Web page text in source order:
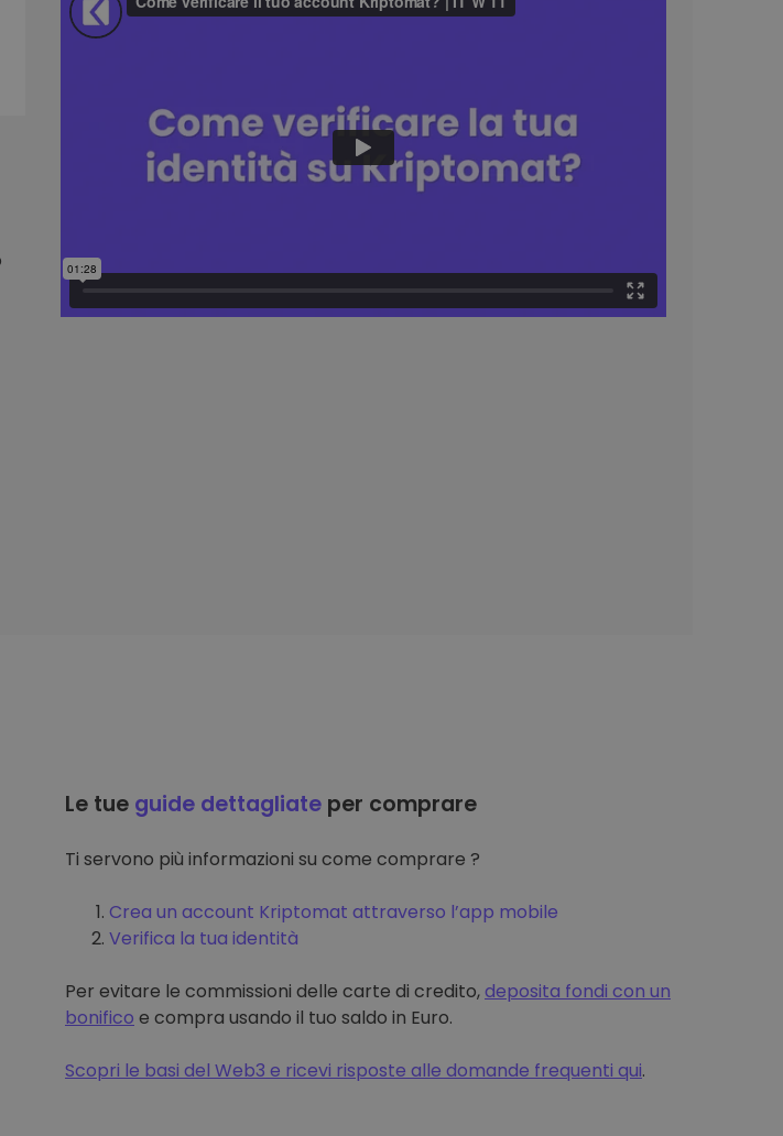
Le tue guide dettagliate per comprare
Ti servono più informazioni su come comprare ?
Crea un account Kriptomat attraverso l’app mobile
Verifica la tua identità
Per evitare le commissioni delle carte di credito,deposita fondi con un
bonifico e compra usando il tuo saldo in Euro.
Scopri le basi del Web3 e ricevi risposte alle domande frequenti qui.